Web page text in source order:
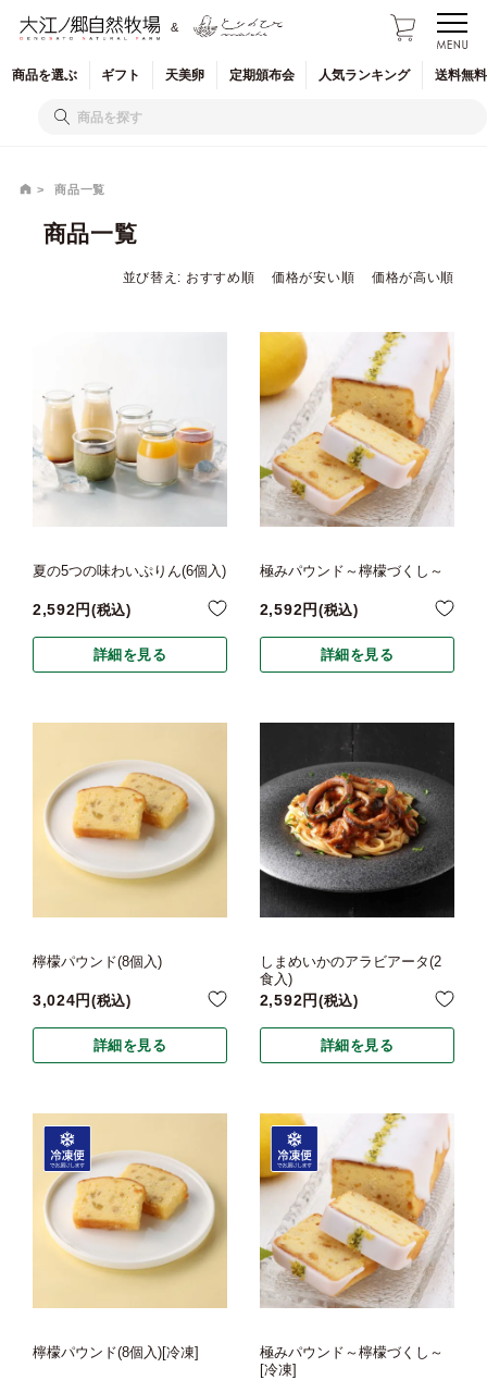
&
商品を選ぶ ギフト 天美卵 定期頒布会 人気ランキング 送料無
商品一覧
商品一覧
並び替え おすすめ順 価格が安い順 価格が高い順
夏の5つの味わいぷりん(6個入)
2,592 税込
詳細を見る
極みパウンド～檸檬づくし～
2,592 税込
詳細を見る
檸檬パウンド(8個入)
3,024 税込
詳細を見る
しまめいかのアラビアータ(2
食入)
2,592 税込
詳細を見る
檸檬パウンド(8個入)[冷凍]
極みパウンド～檸檬づくし～
[冷凍]